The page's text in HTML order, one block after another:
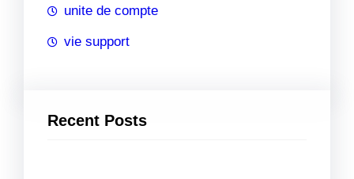
unite de compte
vie support
Recent Posts